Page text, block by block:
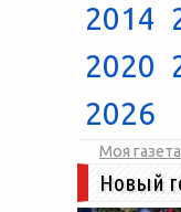
2014
2020
2026
Моя газета
Новый